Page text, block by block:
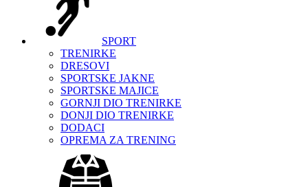
SPORT
TRENIRKE
DRESOVI
SPORTSKE JAKNE
SPORTSKE MAJICE
GORNJI DIO TRENIRKE
DONJI DIO TRENIRKE
DODACI
OPREMA ZA TRENING